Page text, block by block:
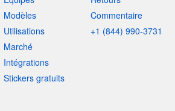
Modèles
Utilisations
Marché
Intégrations
Stickers gratuits
Commentaire
+1 (844) 990-3731